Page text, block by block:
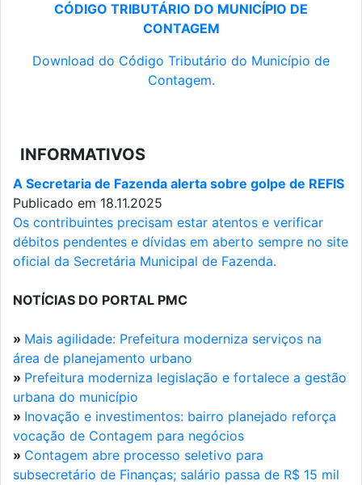
CÓDIGO TRIBUTÁRIO DO MUNICÍPIO DE
CONTAGEM
Download do Código Tributário do Município de
Contagem.
INFORMATIVOS
A Secretaria de Fazenda alerta sobre golpe de REFIS
Publicado em 18.11.2025
Os contribuintes precisam estar atentos e verificar
débitos pendentes e dívidas em aberto sempre no site
oficial da Secretária Municipal de Fazenda.
NOTÍCIAS DO PORTAL PMC
» Mais agilidade: Prefeitura moderniza serviços na
área de planejamento urbano
» Prefeitura moderniza legislação e fortalece a gestão
urbana do município
» Inovação e investimentos: bairro planejado reforça
vocação de Contagem para negócios
» Contagem abre processo seletivo para
subsecretário de Finanças; salário passa de R$ 15 mil